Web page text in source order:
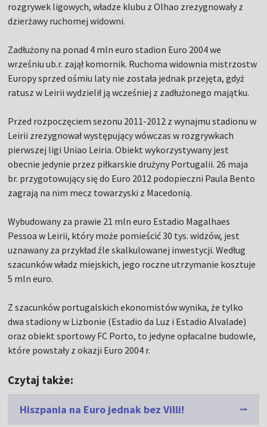
rozgrywek ligowych, władze klubu z Olhao zrezygnowały z
dzierżawy ruchomej widowni.
Zadłużony na ponad 4 mln euro stadion Euro 2004 we
wrześniu ub.r. zajął komornik. Ruchoma widownia mistrzostw
Europy sprzed ośmiu laty nie została jednak przejęta, gdyż
ratusz w Leirii wydzielił ją wcześniej z zadłużonego majątku.
Przed rozpoczęciem sezonu 2011-2012 z wynajmu stadionu w
Leirii zrezygnował występujący wówczas w rozgrywkach
pierwszej ligi Uniao Leiria. Obiekt wykorzystywany jest
obecnie jedynie przez piłkarskie drużyny Portugalii. 26 maja
br. przygotowujący się do Euro 2012 podopieczni Paula Bento
zagrają na nim mecz towarzyski z Macedonią.
Wybudowany za prawie 21 mln euro Estadio Magalhaes
Pessoa w Leirii, który może pomieścić 30 tys. widzów, jest
uznawany za przykład źle skalkulowanej inwestycji. Według
szacunków władz miejskich, jego roczne utrzymanie kosztuje
5 mln euro.
Z szacunków portugalskich ekonomistów wynika, że tylko
dwa stadiony w Lizbonie (Estadio da Luz i Estadio Alvalade)
oraz obiekt sportowy FC Porto, to jedyne opłacalne budowle,
które powstały z okazji Euro 2004 r.
Czytaj także:
Hiszpania na Euro jednak bez Villi!